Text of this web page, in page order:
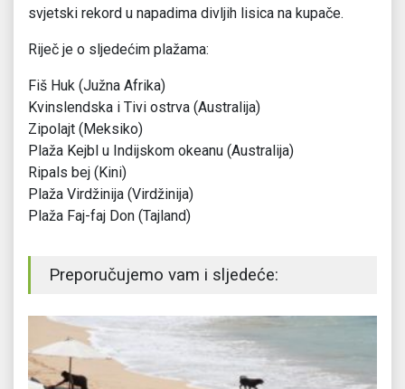
svjetski rekord u napadima divljih lisica na kupače.
Riječ je o sljedećim plažama:
Fiš Huk (Južna Afrika)
Kvinslendska i Tivi ostrva (Australija)
Zipolajt (Meksiko)
Plaža Kejbl u Indijskom okeanu (Australija)
Ripals bej (Kini)
Plaža Virdžinija (Virdžinija)
Plaža Faj-faj Don (Tajland)
Preporučujemo vam i sljedeće: